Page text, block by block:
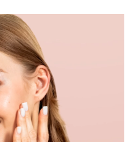
Livraison estimée
Livraison estimée
Livraison estimée
Livraison estimée